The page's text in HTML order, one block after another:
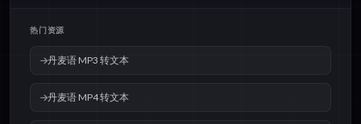
热门资源
丹麦语 MP3 转文本
丹麦语 MP4 转文本